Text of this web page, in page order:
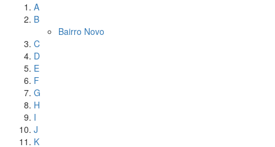
A
B
Bairro Novo
C
D
E
F
G
H
I
J
K